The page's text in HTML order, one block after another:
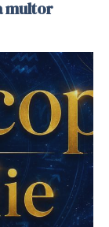
multor